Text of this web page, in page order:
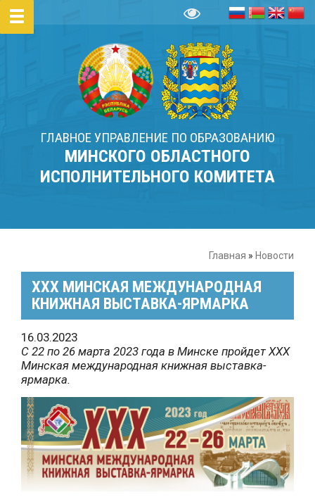
ГЛАВНОЕ УПРАВЛЕНИЕ ПО ОБРАЗОВАНИЮ
МИНСКОГО ОБЛАСТНОГО
ИСПОЛНИТЕЛЬНОГО КОМИТЕТА
Главная » Новости
XXХ МИНСКАЯ МЕЖДУНАРОДНАЯ
КНИЖНАЯ ВЫСТАВКА-ЯРМАРКА
16.03.2023
С 22 по 26 марта 2023 года в Минске пройдет XXХ
Минская международная книжная выставка-
ярмарка.